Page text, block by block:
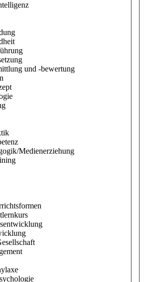
und -bewertung
Medienerziehung